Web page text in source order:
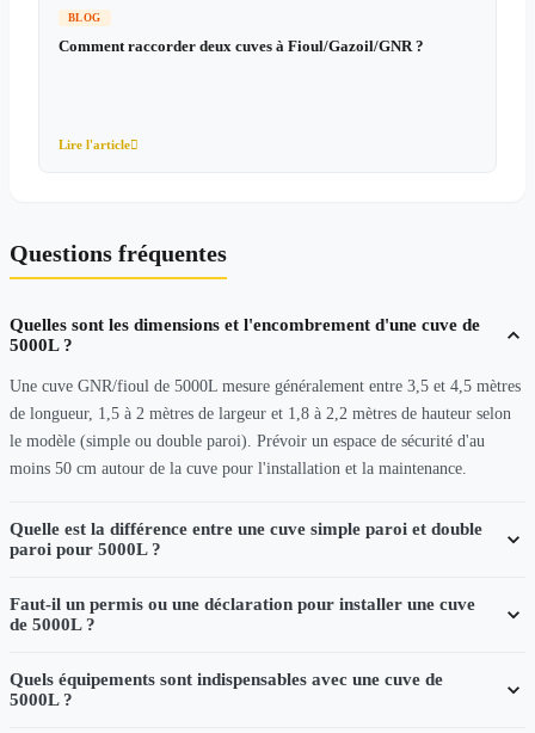
BLOG
Comment raccorder deux cuves à Fioul/Gazoil/GNR ?
Lire l'article
Questions fréquentes
Quelles sont les dimensions et l'encombrement d'une cuve de
5000L ?
Une cuve GNR/fioul de 5000L mesure généralement entre 3,5 et 4,5 mètres
de longueur, 1,5 à 2 mètres de largeur et 1,8 à 2,2 mètres de hauteur selon
le modèle (simple ou double paroi). Prévoir un espace de sécurité d'au
moins 50 cm autour de la cuve pour l'installation et la maintenance.
Quelle est la différence entre une cuve simple paroi et double
paroi pour 5000L ?
Faut-il un permis ou une déclaration pour installer une cuve
de 5000L ?
Quels équipements sont indispensables avec une cuve de
5000L ?